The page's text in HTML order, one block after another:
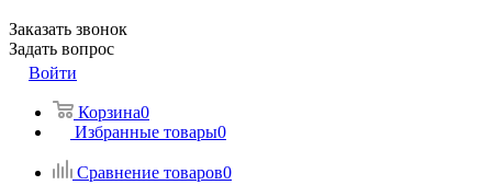
Заказать звонок
Задать вопрос
Войти
Корзина0
Избранные товары0
Сравнение товаров0